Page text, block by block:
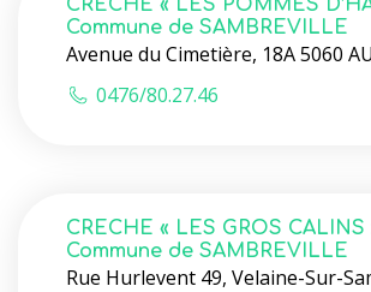
CRECHE « LES POMMES
Commune de SAMBREVILLE
Avenue du Cimetière, 18A 5060
0476/80.27.46
CRECHE « LES GROS CALINS
Commune de SAMBREVILLE
Rue Hurlevent 49, Velaine-Sur-